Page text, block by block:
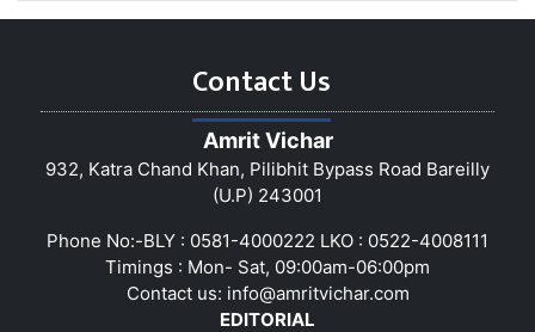
Contact Us
Amrit Vichar
932, Katra Chand Khan, Pilibhit Bypass Road Bareilly
(U.P) 243001
Phone No:-BLY : 0581-4000222 LKO : 0522-4008111
Timings : Mon- Sat, 09:00am-06:00pm
Contact us: info@amritvichar.com
EDITORIAL